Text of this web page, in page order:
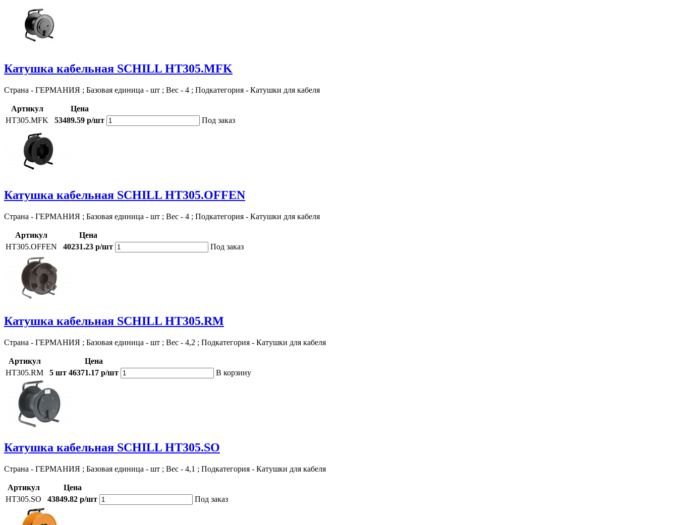
Катушка кабельная SCHILL HT305.MFK
Страна - ГЕРМАНИЯ ; Базовая единица - шт ; Вес - 4 ; Подкатегория - Катушки для кабеля
Артикул
Цена
HT305.MFK
53489.59 р/шт Под заказ
Катушка кабельная SCHILL HT305.OFFEN
Страна - ГЕРМАНИЯ ; Базовая единица - шт ; Вес - 4 ; Подкатегория - Катушки для кабеля
Артикул
Цена
HT305.OFFEN
40231.23 р/шт Под заказ
Катушка кабельная SCHILL HT305.RM
Страна - ГЕРМАНИЯ ; Базовая единица - шт ; Вес - 4,2 ; Подкатегория - Катушки для кабеля
Артикул
Цена
HT305.RM
5 шт 46371.17 р/шт В корзину
Катушка кабельная SCHILL HT305.SO
Страна - ГЕРМАНИЯ ; Базовая единица - шт ; Вес - 4,1 ; Подкатегория - Катушки для кабеля
Артикул
Цена
HT305.SO
43849.82 р/шт Под заказ